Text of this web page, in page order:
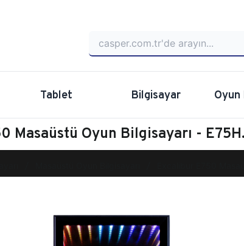
Tablet Bilgisayar Oyun
Masaüstü Oyun Bilgisayarı -